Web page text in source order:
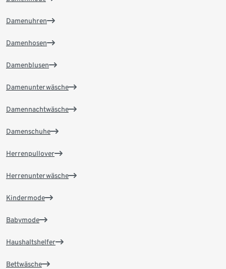
Damenuhren
Damenhosen
Damenblusen
Damenunterwäsche
Damennachtwäsche
Damenschuhe
Herrenpullover
Herrenunterwäsche
Kindermode
Babymode
Haushaltshelfer
Bettwäsche